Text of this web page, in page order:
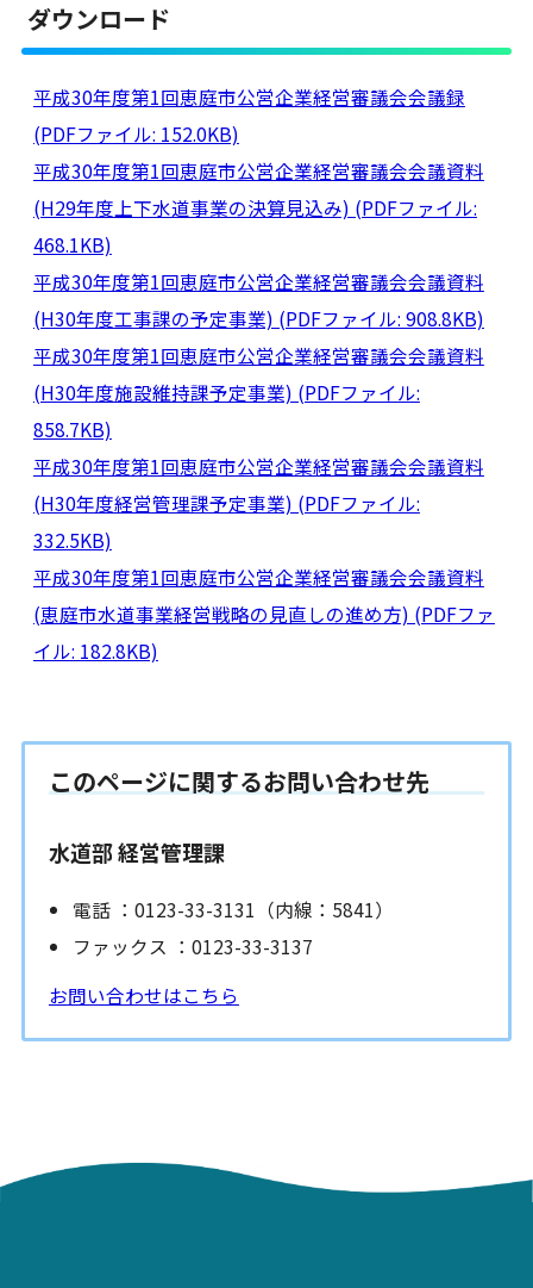
ダウンロード
平成30年度第1回恵庭市公営企業経営審議会会議録
(PDFファイル: 152.0KB)
平成30年度第1回恵庭市公営企業経営審議会会議資料
(H29年度上下水道事業の決算見込み) (PDFファイル:
468.1KB)
平成30年度第1回恵庭市公営企業経営審議会会議資料
(H30年度工事課の予定事業) (PDFファイル: 908.8KB)
平成30年度第1回恵庭市公営企業経営審議会会議資料
(H30年度施設維持課予定事業) (PDFファイル:
858.7KB)
平成30年度第1回恵庭市公営企業経営審議会会議資料
(H30年度経営管理課予定事業) (PDFファイル:
332.5KB)
平成30年度第1回恵庭市公営企業経営審議会会議資料
(恵庭市水道事業経営戦略の見直しの進め方) (PDFファ
イル: 182.8KB)
このページに関するお問い合わせ先
水道部 経営管理課
電話 ：0123-33-3131（内線：5841）
ファックス ：0123-33-3137
お問い合わせはこちら